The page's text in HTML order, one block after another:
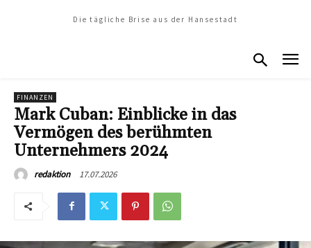
Die tägliche Brise aus der Hansestadt
FINANZEN
Mark Cuban: Einblicke in das
Vermögen des berühmten
Unternehmers 2024
redaktion 17.07.2026